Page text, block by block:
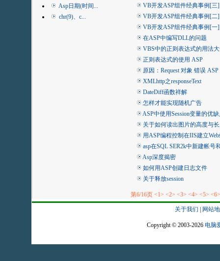
Asp日期(时间...
chr(9)、c...
VB开发ASP组件经典事例[三]
VB开发ASP组件经典事例[二]
VB开发ASP组件经典事例[一]
在ASP中编写DLL的问题
VBS中的正则表达式的用法
正则表达式的使用 ASP
原因：Request 对象 错误 ASP
XMLhttp之responseText
DateDiff函数祥解
怎样才能实现随机广告
ASP中使用Session变量的优
关于如何读出图片的高度与
用ASP编程控制在IIS建立
asp在SQL SER2k中新建帐号
Asp深度揭密
如何用ASP创建日志文件
关于释放session
第6/16页 <1> <2> <3> <4> <5> <6>
关于我们 网站
Copyright © 2003-2026 电脑